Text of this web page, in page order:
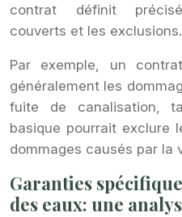
contrat définit
couverts et les exclusions.
Par exemple, un
généralement les
fuite de canalisation,
basique pourrait exclure
dommages causés par la
Garanties
des eaux: une